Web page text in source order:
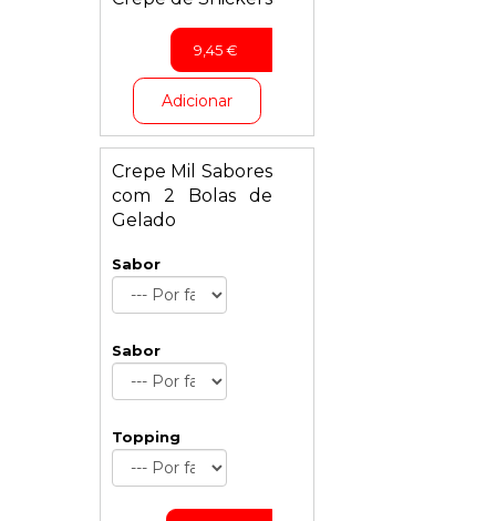
9,45€
Adicionar
Crepe Mil Sabores
com 2 Bolas de
Gelado
Sabor
Sabor
Topping